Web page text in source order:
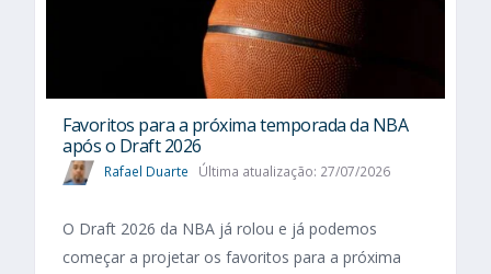
Favoritos para a próxima temporada da NBA
após o Draft 2026
Rafael Duarte Última atualização: 27/07/2026
O Draft 2026 da NBA já rolou e já podemos
começar a projetar os favoritos para a próxima